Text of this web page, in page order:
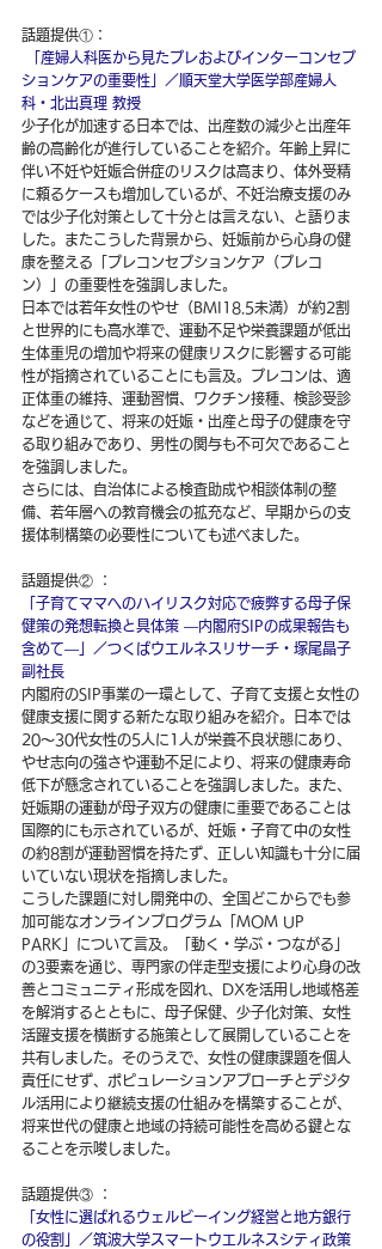
話題提供①：
「産婦人科医から見たプレおよびインターコンセプ
ションケアの重要性」／順天堂大学医学部産婦人
科・北出真理 教授
少子化が加速する日本では、出産数の減少と出産年
齢の高齢化が進行していることを紹介。年齢上昇に
伴い不妊や妊娠合併症のリスクは高まり、体外受精
に頼るケースも増加しているが、不妊治療支援のみ
では少子化対策として十分とは言えない、と語りま
した。またこうした背景から、妊娠前から心身の健
康を整える「プレコンセプションケア（プレコ
ン）」の重要性を強調しました。
日本では若年女性のやせ（BMI18.5未満）が約2割
と世界的にも高水準で、運動不足や栄養課題が低出
生体重児の増加や将来の健康リスクに影響する可能
性が指摘されていることにも言及。プレコンは、適
正体重の維持、運動習慣、ワクチン接種、検診受診
などを通じて、将来の妊娠・出産と母子の健康を守
る取り組みであり、男性の関与も不可欠であること
を強調しました。
さらには、自治体による検査助成や相談体制の整
備、若年層への教育機会の拡充など、早期からの支
援体制構築の必要性についても述べました。
話題提供② ：
「子育てママへのハイリスク対応で疲弊する母子保
健策の発想転換と具体策 ―内閣府SIPの成果報告も
含めて―」／つくばウエルネスリサーチ・塚尾晶子
副社長
内閣府のSIP事業の一環として、子育て支援と女性の
健康支援に関する新たな取り組みを紹介。日本では
20〜30代女性の5人に1人が栄養不良状態にあり、
やせ志向の強さや運動不足により、将来の健康寿命
低下が懸念されていることを強調しました。また、
妊娠期の運動が母子双方の健康に重要であることは
国際的にも示されているが、妊娠・子育て中の女性
の約8割が運動習慣を持たず、正しい知識も十分に届
いていない現状を指摘しました。
こうした課題に対し開発中の、全国どこからでも参
加可能なオンラインプログラム「MOM UP
PARK」について言及。「動く・学ぶ・つながる」
の3要素を通じ、専門家の伴走型支援により心身の改
善とコミュニティ形成を図れ、DXを活用し地域格差
を解消するとともに、母子保健、少子化対策、女性
活躍支援を横断する施策として展開していることを
共有しました。そのうえで、女性の健康課題を個人
責任にせず、ポピュレーションアプローチとデジタ
ル活用により継続支援の仕組みを構築することが、
将来世代の健康と地域の持続可能性を高める鍵とな
ることを示唆しました。
話題提供③ ：
「女性に選ばれるウェルビーイング経営と地方銀行
の役割」／筑波大学スマートウエルネスシティ政策